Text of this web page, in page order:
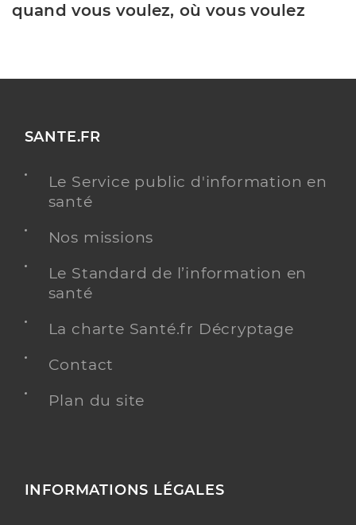
quand vous voulez, où vous voulez
SANTE.FR
Le Service public d'information en
santé
Nos missions
Le Standard de l’information en
santé
La charte Santé.fr Décryptage
Contact
Plan du site
INFORMATIONS LÉGALES